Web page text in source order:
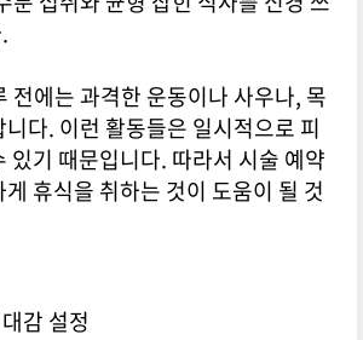
전에는 과격한 운동이나 사우나, 목
다. 이런 활동들은 일시적으로 피
있기 때문입니다. 따라서 시술 예약
휴식을 취하는 것이 도움이 될 것
감 설정